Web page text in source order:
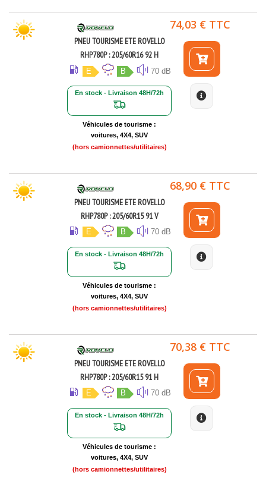
PNEU TOURISME ETE ROVELLO
RHP780P : 205/60R16 92 H
E B 70 dB
En stock - Livraison 48H/72h
Véhicules de tourisme :
voitures, 4X4, SUV
(hors camionnettes/utilitaires)
74,03 € TTC
PNEU TOURISME ETE ROVELLO
RHP780P : 205/60R15 91 V
E B 70 dB
En stock - Livraison 48H/72h
Véhicules de tourisme :
voitures, 4X4, SUV
(hors camionnettes/utilitaires)
68,90 € TTC
PNEU TOURISME ETE ROVELLO
RHP780P : 205/60R15 91 H
E B 70 dB
En stock - Livraison 48H/72h
Véhicules de tourisme :
voitures, 4X4, SUV
(hors camionnettes/utilitaires)
70,38 € TTC